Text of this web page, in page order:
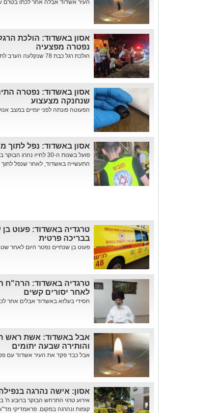
העיר אשדוד אבלה אחר לכתו בטרם
אסון באשדוד: הולכת
נפטרה מפצעיה
הולכת רגל כבת 78 שנקלעה הערב לתאונת דרכים קשה לאחר שנפ...
שנחנקה מצעצוע
הפעוטה פונתה לפני יומיים במצב
אסון באשדוד: נפל לתוך
פועל בשנות ה-30 לחייו
התעשייה באשדוד, לאחר שנפל לתוך
טרגדיה באשדוד: פעוט
בבריכה פרטית
פעוט בן שנתיים נפטר היום לאחר
טרגדיה באשדוד: הרה"ח
לאחר יסורים קשים
חסידי בעלזא באשדוד אבלים אחר
והותירה שבעה יתומים
אבל כבד פקד את העיר אשדוד עם
אסון: אישה נהרגה
קומות ונהרגה במקום. פראמדיקי